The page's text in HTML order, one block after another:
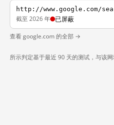
http://www.google.com/
截至 2026 年 已屏蔽
查看 google.com 的全部 →
所示判定基于最近 90 天的测试，与该网